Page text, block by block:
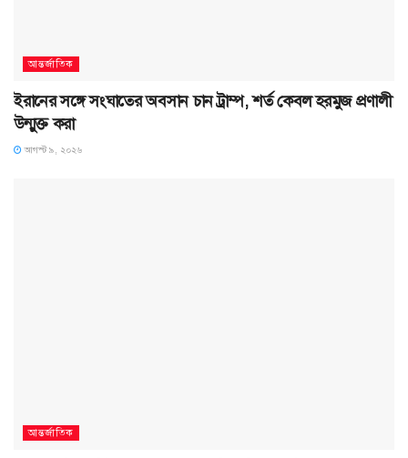
আন্তর্জাতিক
ইরানের সঙ্গে সংঘাতের অবসান চান ট্রাম্প, শর্ত কেবল হরমুজ প্রণালী
উন্মুক্ত করা
আগস্ট ৯, ২০২৬
আন্তর্জাতিক